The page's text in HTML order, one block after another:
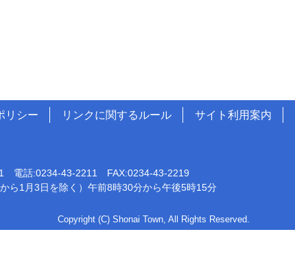
リシー リンクに関するルール サイト利用案内
電話:0234-43-2211 FAX:0234-43-2219
ら1月3日を除く）午前8時30分から午後5時15分
Copyright (C) Shonai Town, All Rights Reserved.